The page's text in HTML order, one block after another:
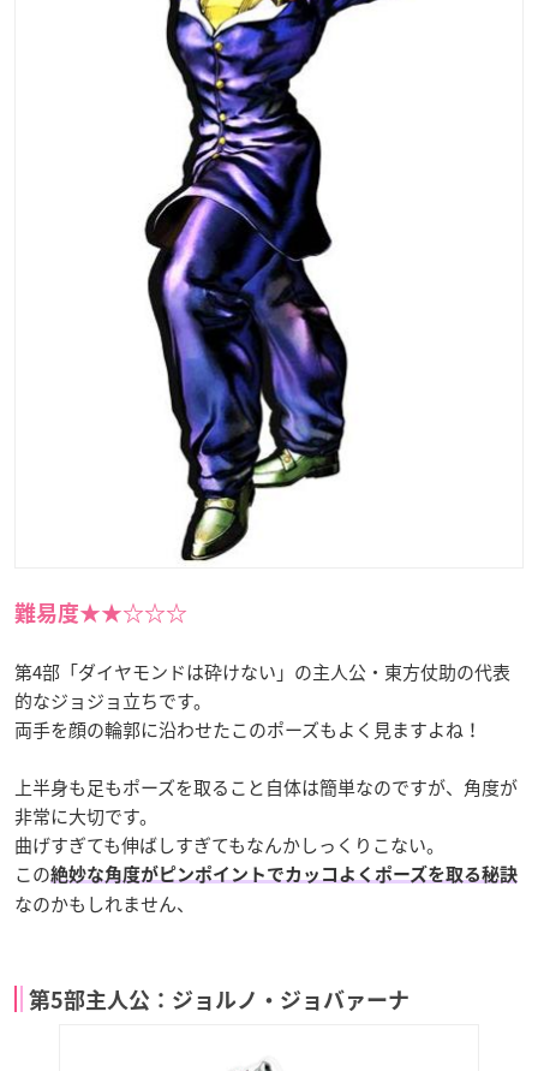
難易度★★☆☆☆
第4部「ダイヤモンドは砕けない」の主人公・東方仗助の代表
的なジョジョ立ちです。
両手を顔の輪郭に沿わせたこのポーズもよく見ますよね！
上半身も足もポーズを取ること自体は簡単なのですが、角度が
非常に大切です。
曲げすぎても伸ばしすぎてもなんかしっくりこない。
この絶妙な角度がピンポイントでカッコよくポーズを取る秘訣
なのかもしれません、
第5部主人公：ジョルノ・ジョバァーナ